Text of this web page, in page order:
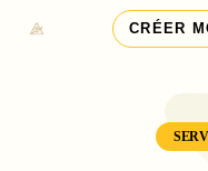
CRÉER